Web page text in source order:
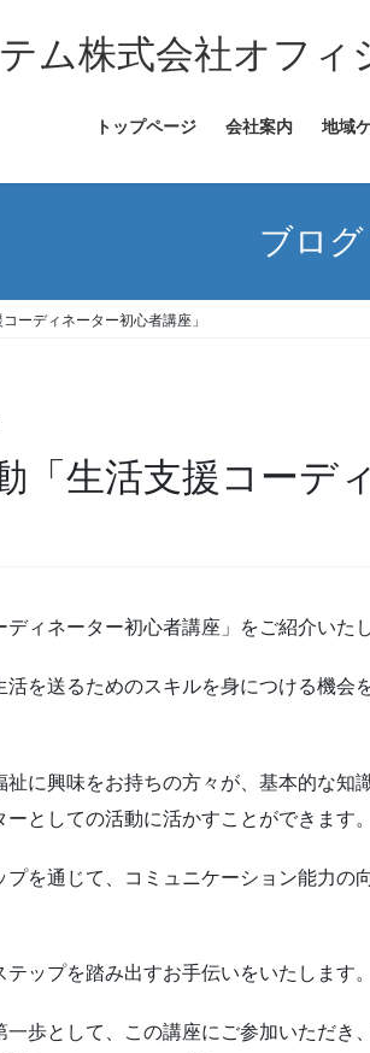
ム株式会社オフィ
トップページ 会社案内 地域
ブログ
ーディネーター初心者講座」
「生活支援コーデ
ィネーター初心者講座」をご紹介いたし
を送るためのスキルを身につける機会
に興味をお持ちの方々が、基本的な知
としての活動に活かすことができます。
を通じて、コミュニケーション能力の
ップを踏み出すお手伝いをいたします。
歩として、この講座にご参加いただき